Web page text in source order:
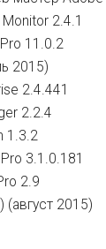
2.4.1
11.0.2
2015)
2.4.441
2.2.4
1.3.2
3.1.0.181
2.9
2015)